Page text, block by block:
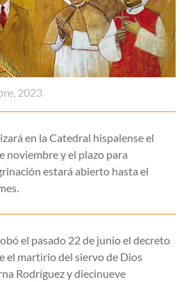
2023
en la Catedral hispalense el
noviembre y el plazo para
estará abierto hasta el
el pasado 22 de junio el decreto
el martirio del siervo de Dios
Rodríguez y diecinueve